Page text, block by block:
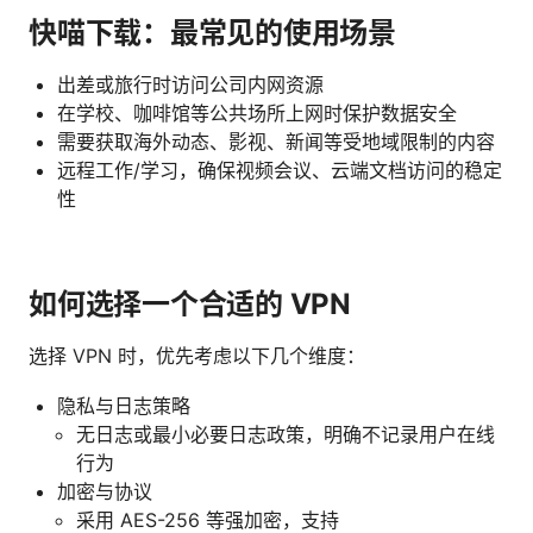
快喵下载：最常见的使用场景
出差或旅行时访问公司内网资源
在学校、咖啡馆等公共场所上网时保护数据安全
需要获取海外动态、影视、新闻等受地域限制的内容
远程工作/学习，确保视频会议、云端文档访问的稳定
性
如何选择一个合适的 VPN
选择 VPN 时，优先考虑以下几个维度：
隐私与日志策略
无日志或最小必要日志政策，明确不记录用户在线
行为
加密与协议
采用 AES-256 等强加密，支持